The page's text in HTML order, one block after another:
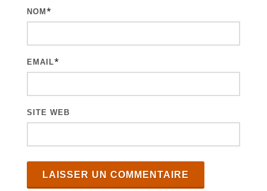
NOM *
EMAIL*
SITE WEB